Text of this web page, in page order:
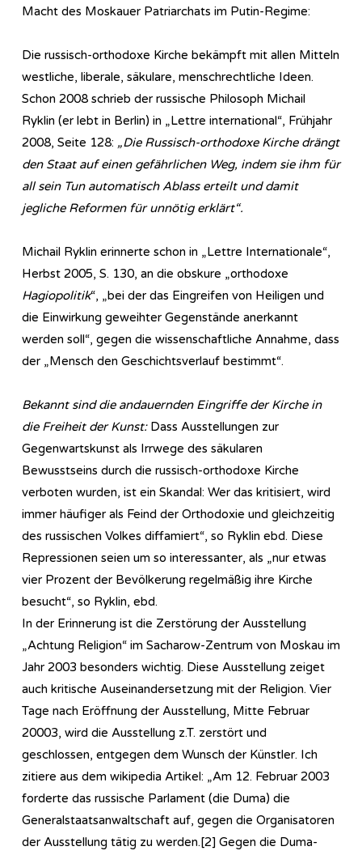
Macht des Moskauer Patriarchats im Putin-Regime:
Die russisch-orthodoxe Kirche bekämpft mit allen Mitteln
westliche, liberale, säkulare, menschrechtliche Ideen.
Schon 2008 schrieb der russische Philosoph Michail
Ryklin (er lebt in Berlin) in „Lettre international“, Frühjahr
2008, Seite 128: „Die Russisch-orthodoxe Kirche drängt
den Staat auf einen gefährlichen Weg, indem sie ihm für
all sein Tun automatisch Ablass erteilt und damit
jegliche Reformen für unnötig erklärt“.
Michail Ryklin erinnerte schon in „Lettre Internationale“,
Herbst 2005, S. 130, an die obskure „orthodoxe
Hagiopolitik“, „bei der das Eingreifen von Heiligen und
die Einwirkung geweihter Gegenstände anerkannt
werden soll“, gegen die wissenschaftliche Annahme, dass
der „Mensch den Geschichtsverlauf bestimmt“.
Bekannt sind die andauernden Eingriffe der Kirche in
die Freiheit der Kunst:Dass Ausstellungen zur
Gegenwartskunst als Irrwege des säkularen
Bewusstseins durch die russisch-orthodoxe Kirche
verboten wurden, ist ein Skandal: Wer das kritisiert, wird
immer häufiger als Feind der Orthodoxie und gleichzeitig
des russischen Volkes diffamiert“, so Ryklin ebd. Diese
Repressionen seien um so interessanter, als „nur etwas
vier Prozent der Bevölkerung regelmäßig ihre Kirche
besucht“, so Ryklin, ebd.
In der Erinnerung ist die Zerstörung der Ausstellung
„Achtung Religion“ im Sacharow-Zentrum von Moskau im
Jahr 2003 besonders wichtig. Diese Ausstellung zeiget
auch kritische Auseinandersetzung mit der Religion. Vier
Tage nach Eröffnung der Ausstellung, Mitte Februar
20003, wird die Ausstellung z.T. zerstört und
geschlossen, entgegen dem Wunsch der Künstler. Ich
zitiere aus dem wikipedia Artikel: „Am 12. Februar 2003
forderte das russische Parlament (die Duma) die
Generalstaatsanwaltschaft auf, gegen die Organisatoren
der Ausstellung tätig zu werden.[2] Gegen die Duma-